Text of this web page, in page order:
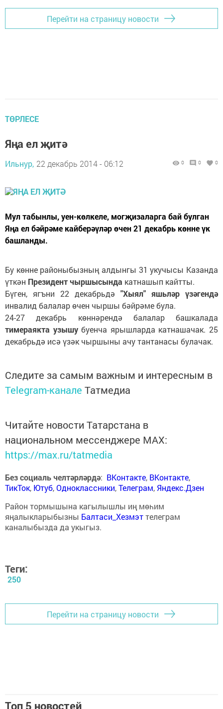
Перейти на страницу новости
ТӨРЛЕСЕ
Яңа ел җитә
Ильнур, 22 декабрь 2014 - 06:12 0 0 0
Мул табынлы, уен-көлкеле, могҗизаларга бай булган
Яңа ел бәйрәме кайберәүләр өчен 21 декабрь көнне үк
башланды.
Бу көнне районыбызның алдынгы 31 укучысы Казанда
үткән Президент чыршысында катнашып кайтты.
Бүген, ягъни 22 декабрьдә "Хыял" яшьләр үзәгендә
инвалид балалар өчен чыршы бәйрәме була.
24-27 декабрь көннәрендә балалар башкалада
тимераякта узышубуенча ярышларда катнашачак. 25
декабрьдә исә үзәк чыршыны ачу тантанасы булачак.
Следите за самым важным и интересным в
Telegram-канале Татмедиа
Читайте новости Татарстана в
национальном мессенджере MАХ:
https://max.ru/tatmedia
Без социаль челтәрләрдә: ВКонтакте, ВКонтакте,
ТикТок, Ютуб,Одноклассники,Телеграм, Яндекс.Дзен
Район тормышына кагылышлы иң мөһим
яңалыкларыбызны Балтаси_Хезмэттелеграм
каналыбызда да укыгыз.
Теги:
250
Перейти на страницу новости
Топ 5 новостей